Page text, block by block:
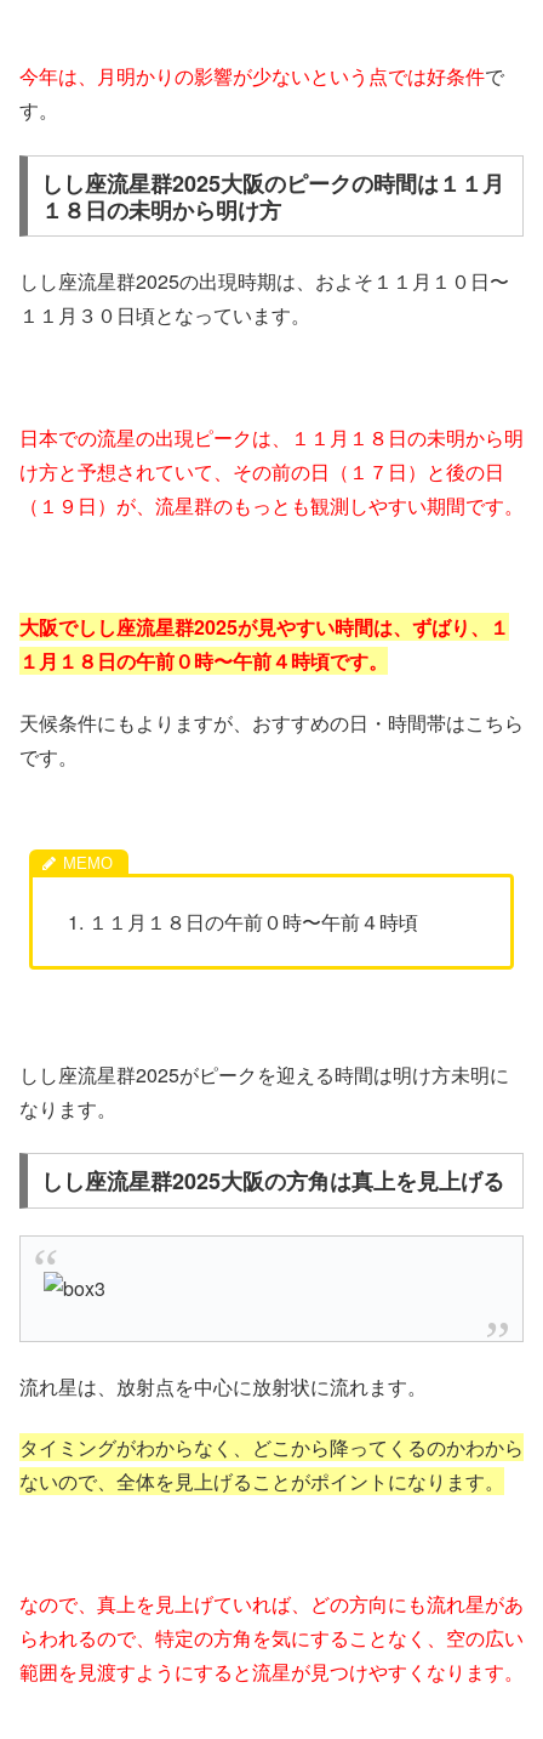
今年は、月明かりの影響が少ないという点では好条件で
す。
しし座流星群2025大阪のピークの時間は１１月
１８日の未明から明け方
しし座流星群2025の出現時期は、およそ１１月１０日〜
１１月３０日頃となっています。
日本での流星の出現ピークは、１１月１８日の未明から明
け方と予想されていて、その前の日（１７日）と後の日
（１９日）が、流星群のもっとも観測しやすい期間です。
大阪でしし座流星群2025が見やすい時間は、 ずばり、１
１月１８日の午前０時〜午前４時頃です。
天候条件にもよりますが、おすすめの日・時間帯はこちら
です。
１１月１８日の午前０時〜午前４時頃
しし座流星群2025がピークを迎える時間は明け方未明に
なります。
しし座流星群2025大阪の方角は真上を見上げる
流れ星は、放射点を中心に放射状に流れます。
タイミングがわからなく、どこから降ってくるのかわから
ないので、全体を見上げることがポイントになります。
なので、真上を見上げていれば、どの方向にも流れ星があ
らわれるので、特定の方角を気にすることなく、空の広い
範囲を見渡すようにすると流星が見つけやすくなります。